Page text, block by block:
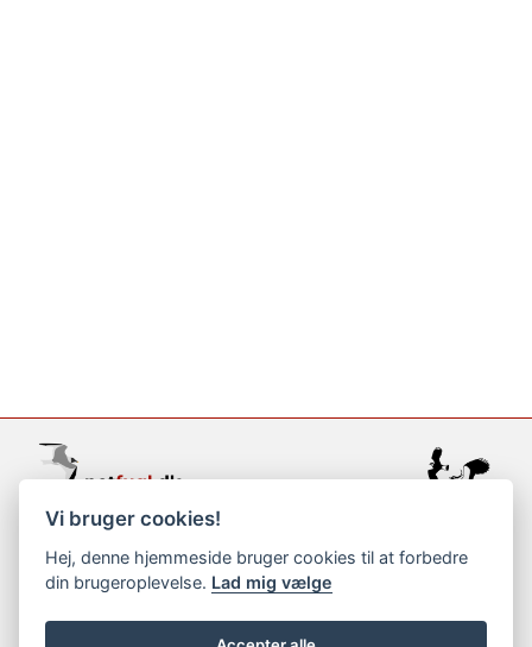
support@netfugl.dk
copyright © 2002-2023
Vi bruger cookies!
Hej, denne hjemmeside bruger cookies til at forbedre
din brugeroplevelse. Lad mig vælge